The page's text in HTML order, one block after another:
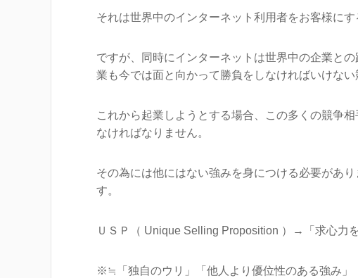
それは世界中のインターネット利用者をお客様に
ですが、同時にインターネットは世界中の企業と
業も今では面と向かって勝負をしなければいけない
これから起業しようとする場合、この多くの競争
なければなりません。
その為には他にはない強みを身につける必要があ
す。
ＵＳＰ（ Unique Selling Proposition ）→「求心力
※≒「独自のウリ」「他人より優位性のある強み」